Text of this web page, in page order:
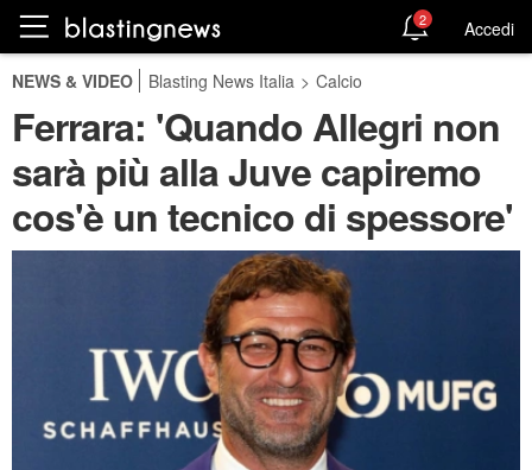
2 Accedi
NEWS & VIDEO Blasting News Italia > Calcio
Ferrara: 'Quando Allegri non
sarà più alla Juve capiremo
cos'è un tecnico di spessore'